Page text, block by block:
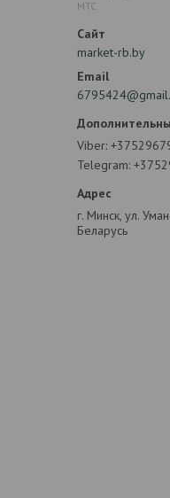
МТС
market-rb.by
Viber
Telegram
г. Минск, ул.
Беларусь